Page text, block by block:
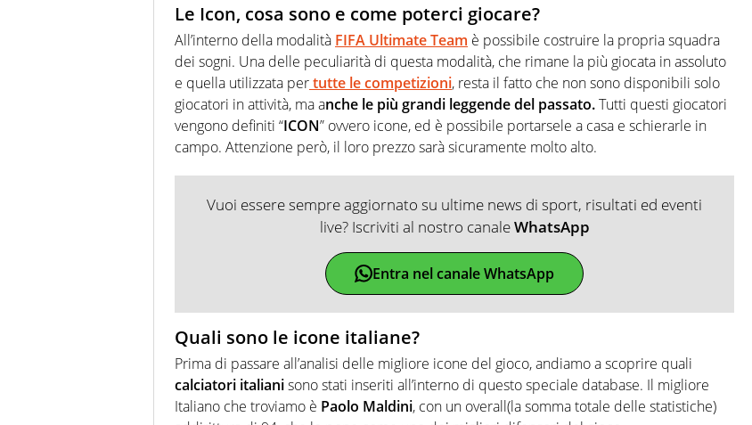
Le Icon, cosa sono e come poterci giocare?
All’interno della modalità FIFA Ultimate Team è possibile costruire la propria squadra
dei sogni. Una delle peculiarità di questa modalità, che rimane la più giocata in assoluto
e quella utilizzata pertutte le competizioni, resta il fatto che non sono disponibili solo
giocatori in attività, ma anche le più grandi leggende del passato.Tutti questi giocatori
vengono definiti “ICON” ovvero icone, ed è possibile portarsele a casa e schierarle in
campo. Attenzione però, il loro prezzo sarà sicuramente molto alto.
Vuoi essere sempre aggiornato su ultime news di sport, risultati ed eventi
live? Iscriviti al nostro canaleWhatsApp
Entra nel canale WhatsApp
Quali sono le icone italiane?
Prima di passare all’analisi delle migliore icone del gioco, andiamo a scoprire quali
calciatori italianisono stati inseriti all’interno di questo speciale database. Il migliore
Italiano che troviamo è Paolo Maldini, con un overall(la somma totale delle statistiche)